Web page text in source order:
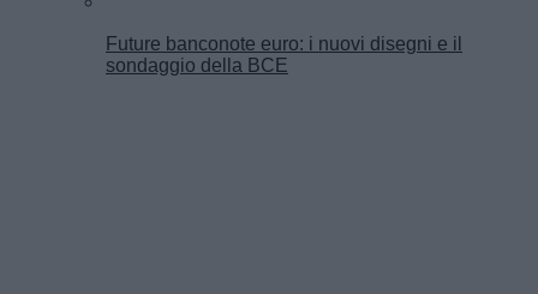
Future banconote euro: i nuovi disegni e il
sondaggio della BCE